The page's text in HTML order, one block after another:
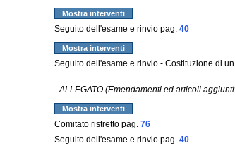
Mostra interventi
Seguito dell'esame e rinvio pag. 40
Mostra interventi
Seguito dell'esame e rinvio - Costituzione di
-ALLEGATO (Emendamenti ed articoli
Mostra interventi
Comitato ristretto pag. 76
Seguito dell'esame e rinvio pag. 40